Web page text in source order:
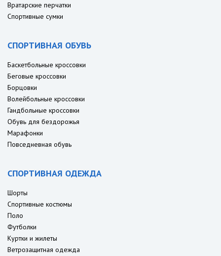
Вратарские перчатки
Спортивные сумки
СПОРТИВНАЯ ОБУВЬ
Баскетбольные кроссовки
Беговые кроссовки
Борцовки
Волейбольные кроссовки
Гандбольные кроссовки
Обувь для бездорожья
Марафонки
Повседневная обувь
СПОРТИВНАЯ ОДЕЖДА
Шорты
Спортивные костюмы
Поло
Футболки
Куртки и жилеты
Ветрозащитная одежда